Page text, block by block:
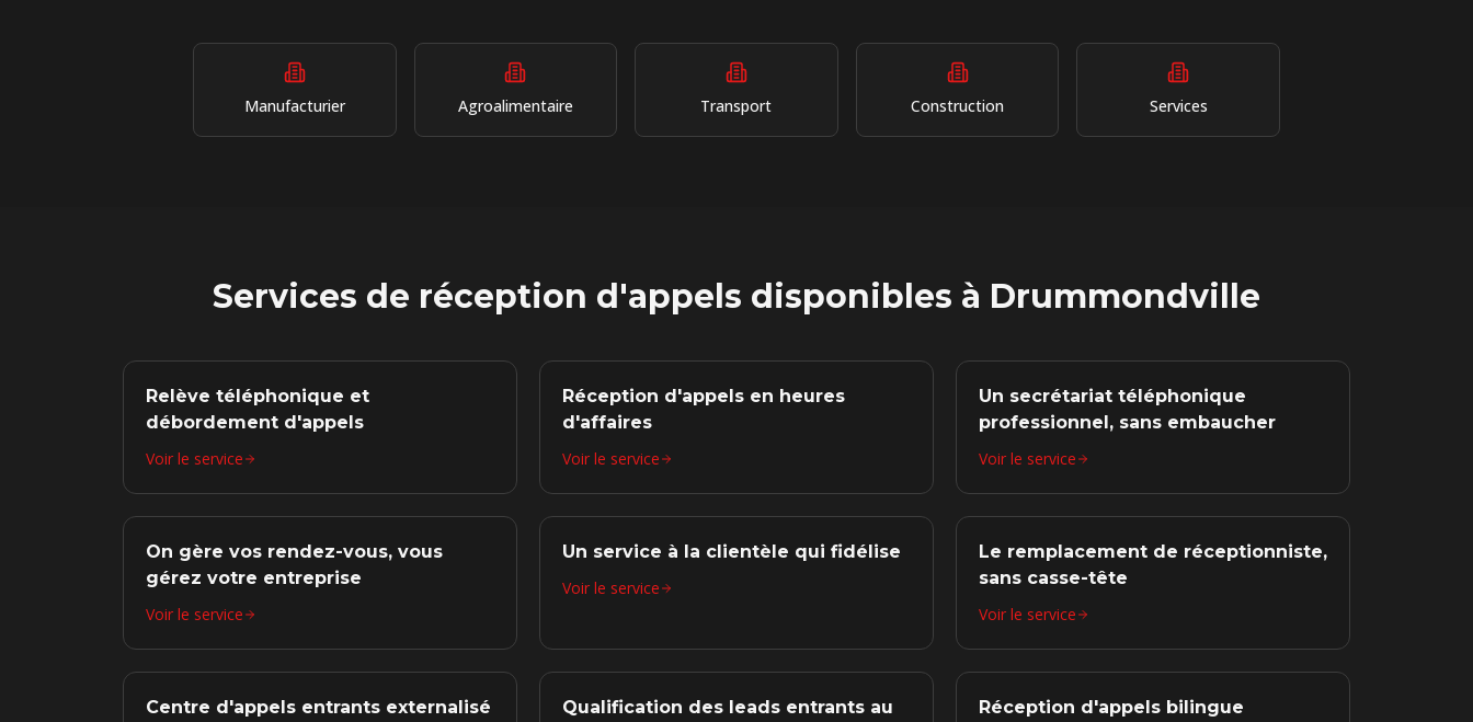
Manufacturier Agroalimentaire Transport Construction Services
Services de réception d'appels disponibles à Drummondville
Relève téléphonique et
débordement d'appels
Voir le service
Réception d'appels en heures
d'affaires
Voir le service
Un secrétariat téléphonique
professionnel, sans embaucher
Voir le service
On gère vos rendez-vous, vous
gérez votre entreprise
Voir le service
Un service à la clientèle qui fidélise
Voir le service
Le remplacement de réceptionniste,
sans casse-tête
Voir le service
Centre d'appels entrants externalisé
Qualification des leads entrants au
Réception d'appels bilingue